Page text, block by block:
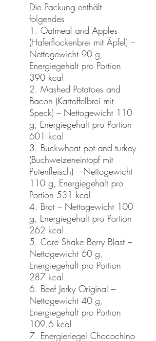
Die Packung enthält
folgendes
1. Oatmeal and Apples
(Haferflockenbrei mit Äpfel) –
Nettogewicht 90 g,
Energiegehalt pro Portion
390 kcal
2. Mashed Potatoes and
Bacon (Kartoffelbrei mit
Speck) – Nettogewicht 110
g, Energiegehalt pro Portion
601 kcal
3. Buckwheat pot and turkey
(Buchweizeneintopf mit
Putenfleisch) – Nettogewicht
110 g, Energiegehalt pro
Portion 531 kcal
4. Brot – Nettogewicht 100
g, Energiegehalt pro Portion
262 kcal
5. Core Shake Berry Blast –
Nettogewicht 60 g,
Energiegehalt pro Portion
287 kcal
6. Beef Jerky Original –
Nettogewicht 40 g,
Energiegehalt pro Portion
109.6 kcal
7. Energieriegel Chocochino